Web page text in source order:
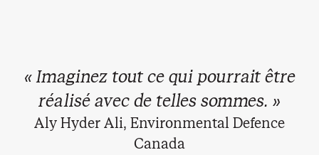
« Imaginez tout ce qui pourrait être
réalisé avec de telles sommes. »
Aly Hyder Ali, Environmental Defence
Canada